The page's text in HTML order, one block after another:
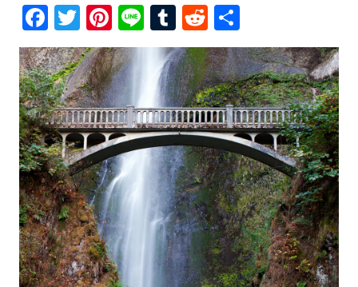
Facebook
Twitter
Pinterest
LineTumblr
Reddit
有